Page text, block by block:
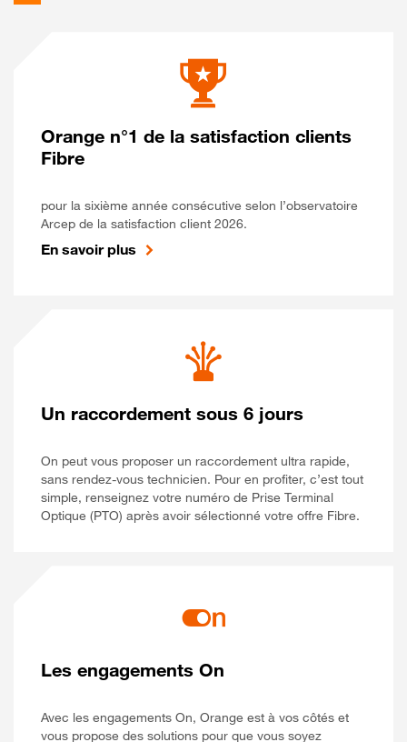
Orange n°1 de la satisfaction clients
Fibre
pour la sixième année consécutive selon l’observatoire
Arcep de la satisfaction client 2026.
En savoir plus
Un raccordement sous 6 jours
On peut vous proposer un raccordement ultra rapide,
sans rendez-vous technicien. Pour en profiter, c’est tout
simple, renseignez votre numéro de Prise Terminal
Optique (PTO) après avoir sélectionné votre offre Fibre.
Les engagements On
Avec les engagements On, Orange est à vos côtés et
vous propose des solutions pour que vous soyez